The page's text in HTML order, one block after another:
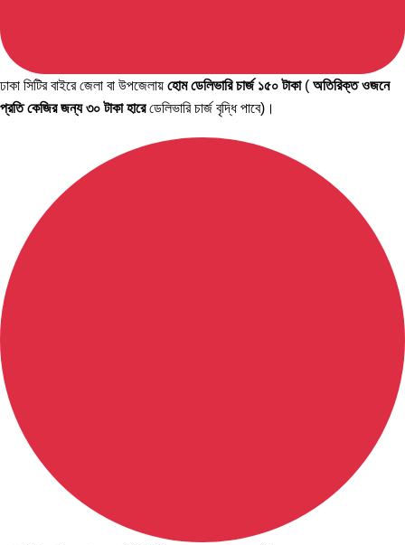
ঢাকা সিটির বাইরে জেলা বা উপজেলায় হোম ডেলিভারি চার্জ ১৫০ টাকা ( অতিরিক্ত ওজনে
প্রতি কেজির জন্য ৩০ টাকা হারেডেলিভারি চার্জ বৃদ্ধি পাবে)।